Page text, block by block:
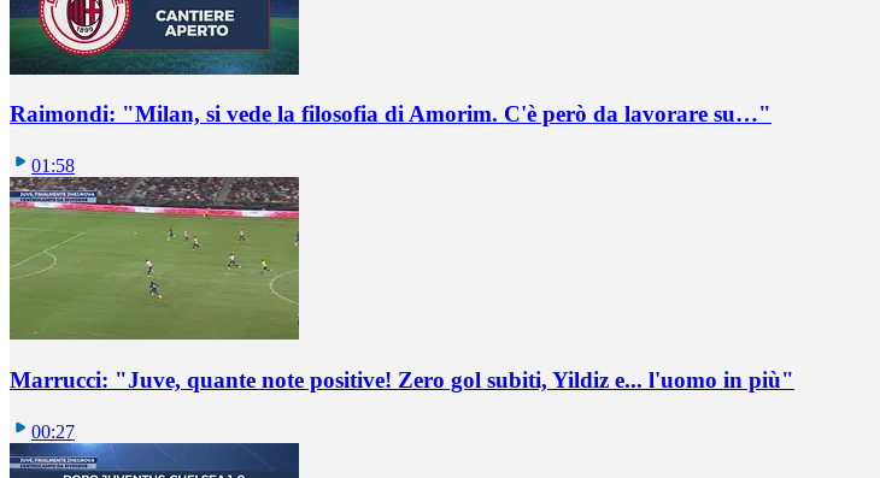
Raimondi: "Milan, si vede la filosofia di Amorim. C'è però da lavorare su…"
01:58
Marrucci: "Juve, quante note positive! Zero gol subiti, Yildiz e... l'uomo in più"
00:27